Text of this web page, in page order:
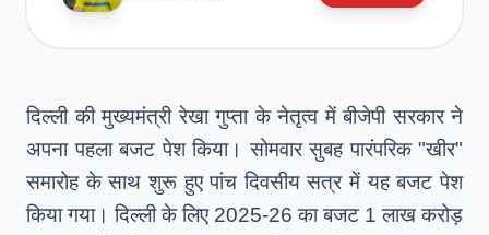
दिल्ली की मुख्यमंत्री रेखा गुप्ता के नेतृत्व में बीजेपी सरकार ने
अपना पहला बजट पेश किया। सोमवार सुबह पारंपरिक "खीर"
समारोह के साथ शुरू हुए पांच दिवसीय सत्र में यह बजट पेश
किया गया। दिल्ली के लिए 2025-26 का बजट 1 लाख करोड़